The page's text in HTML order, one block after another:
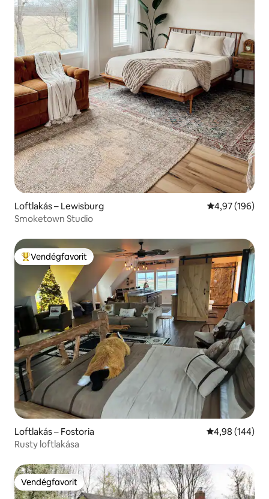
Loftlakás – Lewisburg Átlagos
4,97 (196)
Smoketown Studio
Kiemelt vendégfavorit
Vendégfavorit
Loftlakás – Fostoria Átlagos
4,98 (144)
Rusty loftlakása
Vendégfavorit
Vendégfavorit